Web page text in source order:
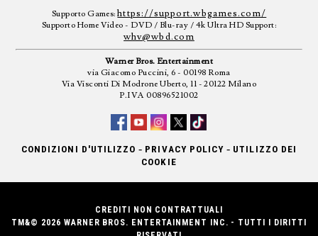
Supporto Games:https://support.wbgames.com/
Supporto Home Video - DVD / Blu-ray / 4k Ultra HD Support:
whv@wbd.com
Warner Bros. Entertainment
via Giacomo Puccini, 6 - 00198 Roma
Via Visconti Di Modrone Uberto, 11 - 20122 Milano
P.IVA 00896521002
CONDIZIONI D'UTILIZZO - PRIVACY POLICY - UTILIZZO DEI
COOKIE
CREDITI NON CONTRATTUALI
TM&© 2026 WARNER BROS. ENTERTAINMENT INC. - TUTTI I DIRITTI